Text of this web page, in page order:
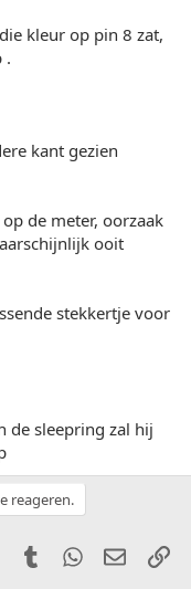
kleur op pin 8 zat,
.
kant gezien
de meter, oorzaak
ooit
stekkertje voor
de sleepring zal hij
reageren.
PinterestTumblr WhatsApp
E-mail